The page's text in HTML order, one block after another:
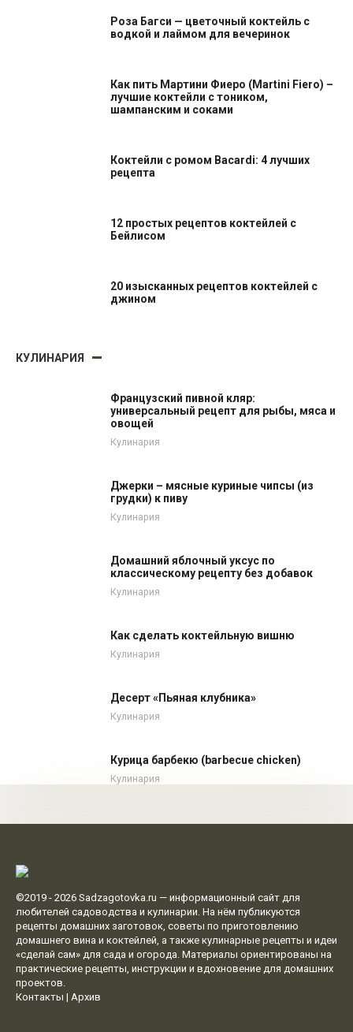
Роза Багси — цветочный коктейль с
водкой и лаймом для вечеринок
Как пить Мартини Фиеро (Martini Fiero) –
лучшие коктейли с тоником,
шампанским и соками
Коктейли с ромом Bacardi: 4 лучших
рецепта
12 простых рецептов коктейлей с
Бейлисом
20 изысканных рецептов коктейлей с
джином
КУЛИНАРИЯ
Французский пивной кляр:
универсальный рецепт для рыбы, мяса и
овощей
Кулинария
Джерки – мясные куриные чипсы (из
грудки) к пиву
Кулинария
Домашний яблочный уксус по
классическому рецепту без добавок
Кулинария
Как сделать коктейльную вишню
Кулинария
Десерт «Пьяная клубника»
Кулинария
Курица барбекю (barbecue chicken)
Кулинария
©2019 - 2026 Sadzagotovka.ru — информационный сайт для
любителей садоводства и кулинарии. На нём публикуются
рецепты домашних заготовок, советы по приготовлению
домашнего вина и коктейлей, а также кулинарные рецепты и идеи
«сделай сам» для сада и огорода. Материалы ориентированы на
практические рецепты, инструкции и вдохновение для домашних
проектов.
Контакты | Архив